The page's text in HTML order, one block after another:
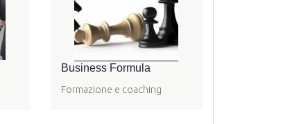
Business Formula
Formazione e coaching